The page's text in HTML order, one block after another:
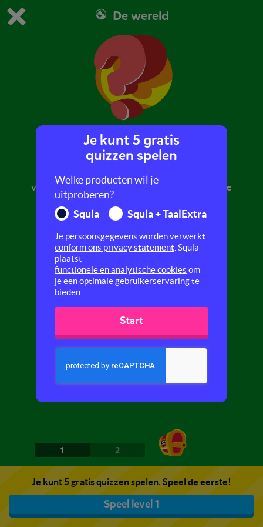
Dit is de gratis demo van Squla.
Bestel nu
0 1
De wereld
Wat is Squla?
Welke vakken kun je oefenen op Squla? Hoe
verdien je munten en diamanten? Wat kunnen je
ouders met Squla? Kom erachter in deze quiz!
1 2
Je kunt 5 gratis quizzen spelen. Speel de eerste!
Speel level 1
Je kunt 5 gratis
quizzen spelen
Welke producten wil je
uitproberen?
Squla
Squla + TaalExtra
Je persoonsgegevens worden verwerkt
conform ons privacy statement . Squla
plaatst
functionele en analytische cookies om
je een optimale gebruikerservaring te
bieden.
Start